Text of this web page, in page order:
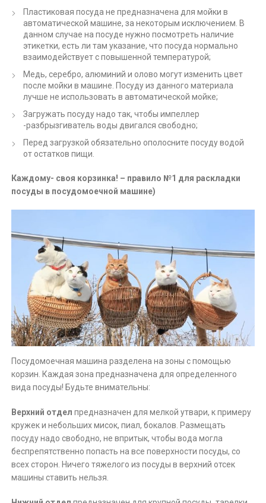
Пластиковая посуда не предназначена для мойки в
автоматической машине, за некоторым исключением. В
данном случае на посуде нужно посмотреть наличие
этикетки, есть ли там указание, что посуда нормально
взаимодействует с повышенной температурой;
Медь, серебро, алюминий и олово могут изменить цвет
после мойки в машине. Посуду из данного материала
лучше не использовать в автоматической мойке;
Загружать посуду надо так, чтобы импеллер
-разбрызгиватель воды двигался свободно;
Перед загрузкой обязательно ополосните посуду водой
от остатков пищи.
Каждому- своя корзинка! – правило №1 для раскладки
посуды в посудомоечной машине)
Посудомоечная машина разделена на зоны с помощью
корзин. Каждая зона предназначена для определенного
вида посуды! Будьте внимательны:
Верхний отделпредназначен для мелкой утвари, к примеру
кружек и небольших мисок, пиал, бокалов. Размещать
посуду надо свободно, не впритык, чтобы вода могла
беспрепятственно попасть на все поверхности посуды, со
всех сторон. Ничего тяжелого из посуды в верхний отсек
машины ставить нельзя.